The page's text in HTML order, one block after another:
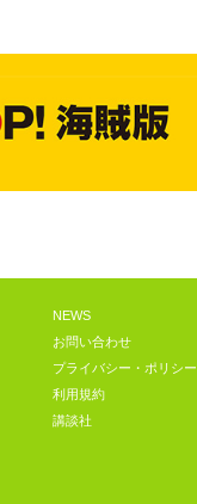
NEWS
お問い合わせ
プライバシー・ポリシー
利用規約
講談社